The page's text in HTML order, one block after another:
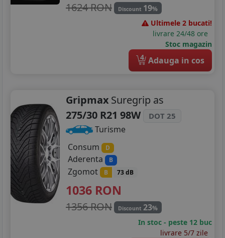
1624 RON Discount 19%
Ultimele 2 bucati!
livrare 24/48 ore
Stoc magazin
4 Adauga in cos
Gripmax Suregrip as
275/30 R21 98W
DOT 25
Turisme
Consum
D
Aderenta B
Zgomot B 73 dB
1036 RON
1356 RON Discount 23%
In stoc - peste 12 buc
livrare 5/7 zile